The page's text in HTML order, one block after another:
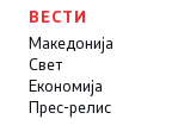
ВЕСТИ
Македонија
Свет
Економија
Прес-релис